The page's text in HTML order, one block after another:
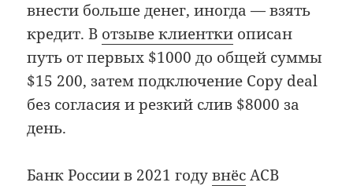
внести больше денег, иногда — взять
кредит. В отзыве клиентки описан
путь от первых $1000 до общей суммы
$15 200, затем подключение Copy deal
без согласия и резкий слив $8000 за
день.
Банк России в 2021 годувнёсACB